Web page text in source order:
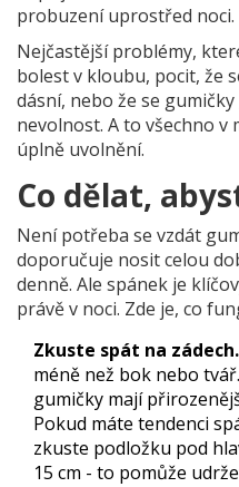
probuzení uprostřed noci.
Nejčastější problémy,
bolest v kloubu, pocit, že
dásní, nebo že se
nevolnost. A to všechno v
úplně uvolnění.
Co dělat,
Není potřeba se vzdát
doporučuje nosit celou
denně. Ale spánek je
právě v noci. Zde je, co
Zkuste spát na zádech.
méně než bok nebo
gumičky mají
Pokud máte tendenci
zkuste podložku pod
15 cm - to pomůže